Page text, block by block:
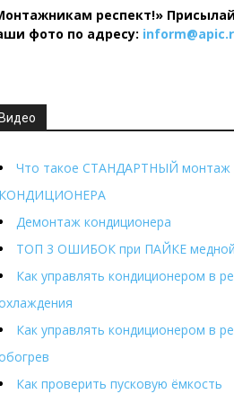
респект!»
фото по адресу: inform@apic.
Что такое СТАНДАРТНЫЙ монтаж
Демонтаж кондиционера
ТОП 3 ОШИБОК при ПАЙКЕ
Как управлять кондиционером в
Как управлять кондиционером в
Как проверить пусковую ёмкость